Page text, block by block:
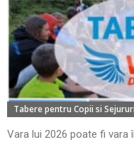
Tabere pentru Copii si
Vara lui 2026 poate fi vara